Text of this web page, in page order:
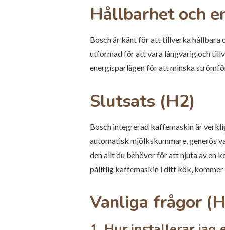
Hållbarhet och
Bosch är känt för att tillverka hållbara
utformad för att vara långvarig och
energisparlägen för att minska
Slutsats (H2)
Bosch integrerad kaffemaskin är
automatisk mjölkskummare, generös
den allt du behöver för att njuta av en
pålitlig kaffemaskin i ditt kök, kommer
Vanliga frågor